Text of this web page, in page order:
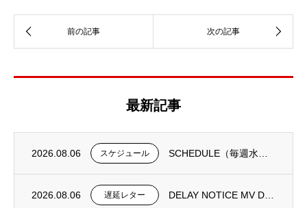
最新記事
2026.08.06 スケジュール
2026.08.06 遅延レター